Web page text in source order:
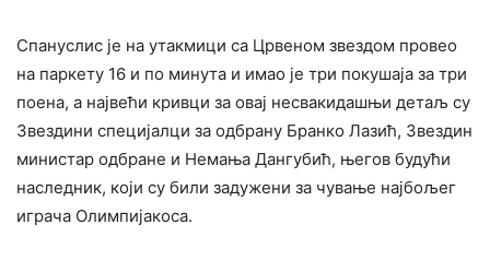
Спануслис је на утакмици са Црвеном звездом провео
на паркету 16 и по минута и имао је три покушаја за три
поена, а највећи кривци за овај несвакидашњи детаљ су
Звездини специјалци за одбрану Бранко Лазић, Звездин
министар одбране и Немања Дангубић, његов будући
наследник, који су били задужени за чување најбољег
играча Олимпијакоса.